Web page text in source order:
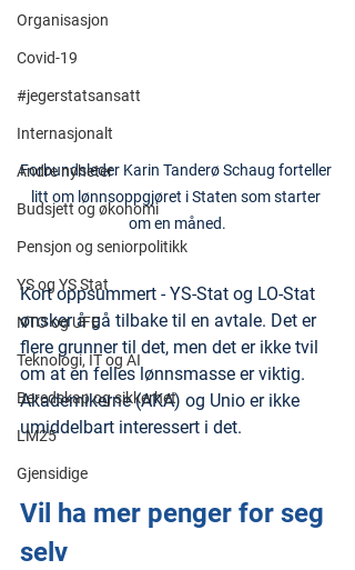
Organisasjon
Covid-19
#jegerstatsansatt
Internasjonalt
Andre nyheter
Budsjett og økonomi
Pensjon og seniorpolitikk
YS og YS Stat
NTO og UFE
Teknologi, IT og AI
Beredskap og sikkerhet
LM25
Gjensidige
Forbundsleder Karin Tanderø Schaug forteller
litt om lønnsoppgjøret i Staten som starter
om en måned.
Kort oppsummert - YS-Stat og LO-Stat
ønsker å gå tilbake til en avtale. Det er
flere grunner til det, men det er ikke tvil
om at en felles lønnsmasse er viktig.
Akademikerne (AKA) og Unio er ikke
umiddelbart interessert i det.
Vil ha mer penger for seg
selv